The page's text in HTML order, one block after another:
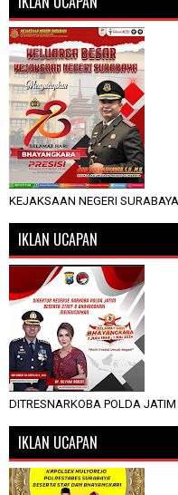
KEJAKSAAN NEGERI SURABAYA
IKLAN UCAPAN
DITRESNARKOBA POLDA JATIM
IKLAN UCAPAN